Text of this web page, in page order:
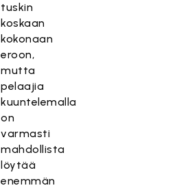
tuskin
koskaan
kokonaan
eroon,
mutta
pelaajia
kuuntelemalla
on
varmasti
mahdollista
löytää
enemmän